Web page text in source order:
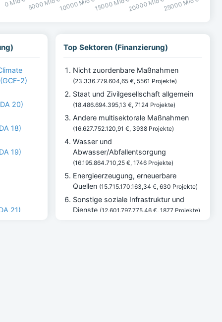
2)
20)
18)
19)
21)
Top Sektoren (Finanzierung)
Nicht zuordenbare Maßnahmen
(23.336.779.604,65 €, 5561 Projekte)
Staat und Zivilgesellschaft allgemein
(18.486.694.395,13 €, 7124 Projekte)
Andere multisektorale Maßnahmen
(16.627.752.120,91 €, 3938 Projekte)
Wasser und
Abwasser/Abfallentsorgung
(16.195.864.710,25 €, 1746 Projekte)
Energieerzeugung, erneuerbare
Quellen (15.715.170.163,34 €, 630 Projekte)
Sonstige soziale Infrastruktur und
Dienste (12.601.797.775,46 €, 1877 Projekte)